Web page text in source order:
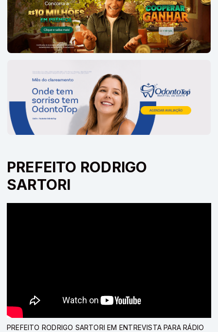
PREFEITO RODRIGO
SARTORI
PREFEITO RODRIGO SARTORI EM ENTREVISTA PARA RÁDIO